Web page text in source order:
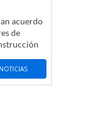
acuerdo
de